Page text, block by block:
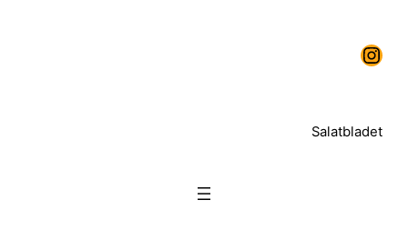
Instagram
Salatbladet